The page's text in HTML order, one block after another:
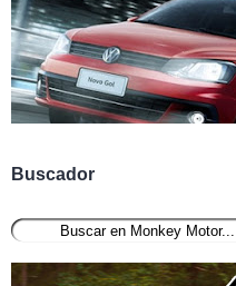
Buscador